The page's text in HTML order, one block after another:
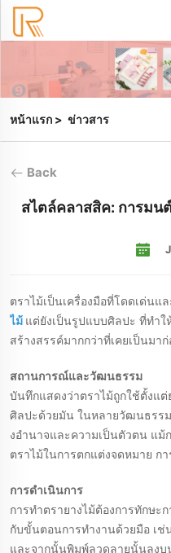
หน้าแรก > ข่าวสาร
Back
สไตล์คลาสสิค: การม
ตราไม้เป็นเครื่องมือที่โดดเด่นแ
ไม้ แต่ยังเป็นรูปแบบศิลปะ ที่ทําใ
สร้างสรรค์มากกว่าที่เคยเป็นมา
สถานการณ์และวัฒนธรรม
บันทึกแสดงว่าตราไม้ถูกใช้ตั้งแ
ศิลปะด้วยมัน ในหลายวัฒนธรร
งอํานาจและความเป็นตัวตน แม้
ตราไม้ในการตกแต่งจดหมาย ก
การดําเนินการ
การทำตรายางไม้ต้องการทักษะ
กับขั้นตอนการทำงานด้วยมือ เ
และจากนั้นพิมพ์ลวดลายนั้นลงบ